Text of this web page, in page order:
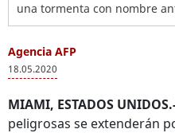
una tormenta con nombre
Agencia AFP
18.05.2020
MIAMI, ESTADOS
peligrosas se extenderán